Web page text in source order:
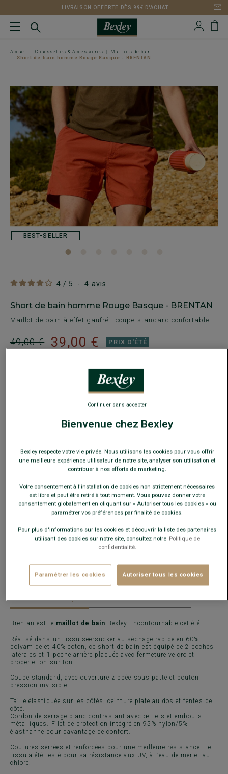
LIVRAISON OFFERTE DÈS 99€ D'ACHAT
Accueil Chaussettes & Accessoires
Maillots de bain
Short de bain homme Rouge Basque - BRENTAN
4 / 5 - 4 avis
Short de bain homme Rouge Basque - BRENTAN
Maillot de bain à effet gaufré - coupe standard confortable
49,00 € 39,00 € PRIX D'ÉTÉ
COULEURS DISPONIBLES
Guide des tailles
+ AJOUTER AU PANIER
Voir la disponibilité en magasin
Livré en 24h ouvrées avec Chronopost Express
30 jours pour changer d'avis !
BEST-SELLER
CARACTÉRISTIQUES MATIÈRE & FABRICATION
Brentan est le maillot de bain Bexley. Incontournable cet été!
Réalisé dans un tissu seersucker au séchage rapide en 60%
polyamide et 40% coton, ce short de bain est équipé de 2 poches
latérales et 1 poche arrière plaquée avec fermeture velcro et
broderie ton sur ton.
Coupe standard, avec ouverture zippée sous patte et bouton
pression invisible.
Taille élastiquée sur les côtés, ceinture plate au dos et fentes de
côté.
Cordon de serrage blanc contrastant avec œillets et embouts
métalliques. Filet de protection intégré en 95% nylon/5%
élasthanne pour davantage de confort.
Coutures serrées et renforcées pour une meilleure résistance. Le
tissu a été testé pour sa résistance aux UV, à l’eau de mer et au
chlore.
Bienvenue chez Bexley
Bexley respecte votre vie privée. Nous utilisons les cookies pour vous offrir
une meilleure expérience utilisateur de notre site, analyser son utilisation et
contribuer à nos efforts de marketing.
Votre consentement à l'installation de cookies non strictement nécessaires
est libre et peut être retiré à tout moment. Vous pouvez donner votre
consentement globalement en cliquant sur « Autoriser tous les cookies » ou
paramétrer vos préférences par finalité de cookies.
Pour plus d'informations sur les cookies et découvrir la liste des partenaires
utilisant des cookies sur notre site, consultez notre Politique de
confidentialité.
Paramétrer les cookies Autoriser tous les cookies
Continuer sans accepter